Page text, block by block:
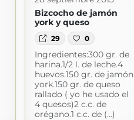
Bizcocho de jamón
york y queso
29 0
Ingredientes:300 gr. de
harina.1/2 l. de leche.4
huevos.150 gr. de jamón
york.150 gr. de queso
rallado ( yo he usado el
4 quesos)2 c.c. de
orégano.1 c.c. de (...)